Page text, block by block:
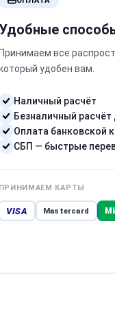
Удобные
Принимаем все
удобен вам.
Наличный расчёт
Безналичный
Оплата банковской
СБП — быстрые
ПРИНИМАЕМ КАРТЫ
VISA Mastercard